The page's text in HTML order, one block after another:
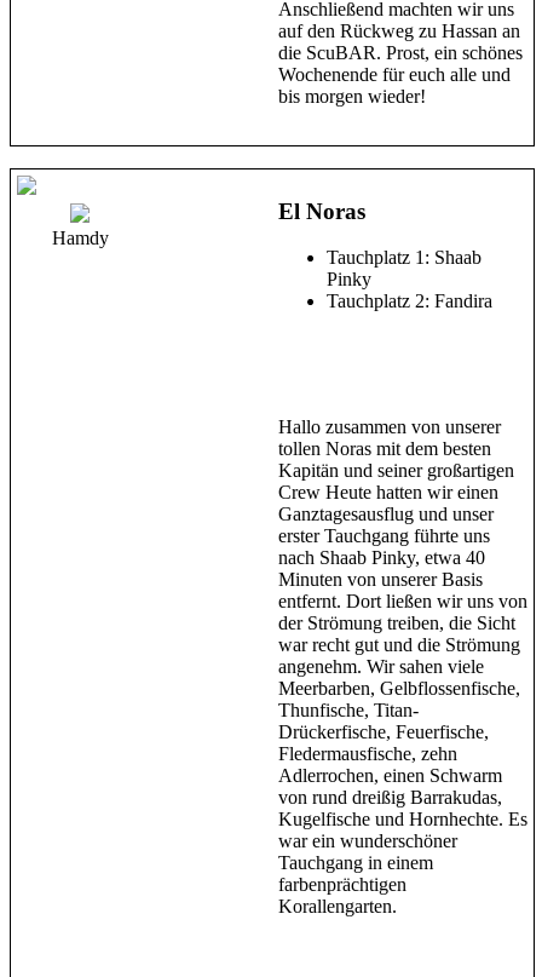
Anschließend machten wir uns
auf den Rückweg zu Hassan an
die ScuBAR. Prost, ein schönes
Wochenende für euch alle und
bis morgen wieder!
Hamdy
El Noras
Tauchplatz 1: Shaab
Pinky
Tauchplatz 2: Fandira
Hallo zusammen von unserer
tollen Noras mit dem besten
Kapitän und seiner großartigen
Crew Heute hatten wir einen
Ganztagesausflug und unser
erster Tauchgang führte uns
nach Shaab Pinky, etwa 40
Minuten von unserer Basis
entfernt. Dort ließen wir uns von
der Strömung treiben, die Sicht
war recht gut und die Strömung
angenehm. Wir sahen viele
Meerbarben, Gelbflossenfische,
Thunfische, Titan-
Drückerfische, Feuerfische,
Fledermausfische, zehn
Adlerrochen, einen Schwarm
von rund dreißig Barrakudas,
Kugelfische und Hornhechte. Es
war ein wunderschöner
Tauchgang in einem
farbenprächtigen
Korallengarten.